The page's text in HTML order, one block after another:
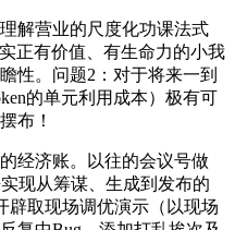
营业的尺度化功课法式
正有价值、有生命力的小我
性。问题2：对于将来一到
的单元利用成本）极有可
布！
济账。以往的会议号做
现从筹谋、生成到发布的
辟取现场调优演示（以现场